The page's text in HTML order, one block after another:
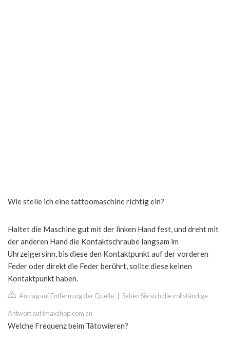
Wie stelle ich eine tattoomaschine richtig ein?
Haltet die Maschine gut mit der linken Hand fest, und dreht mit
der anderen Hand die Kontaktschraube langsam im
Uhrzeigersinn, bis diese den Kontaktpunkt auf der vorderen
Feder oder direkt die Feder berührt, sollte diese keinen
Kontaktpunkt haben.
Antrag auf Entfernung der Quelle Sehen Sie sich die vollständige
Antwort auf imaxshop.com an
Welche Frequenz beim Tätowieren?